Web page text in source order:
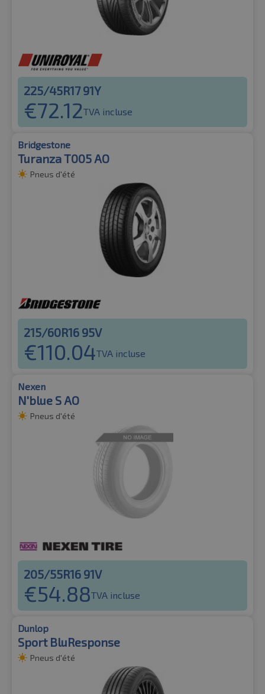
225/45R17 91Y
€72.12TVA incluse
Bridgestone
Turanza T005 AO
Pneus d'été
215/60R16 95V
€110.04TVA incluse
Nexen
N'blue S AO
Pneus d'été
205/55R16 91V
€54.88TVA incluse
Dunlop
Sport BluResponse
Pneus d'été